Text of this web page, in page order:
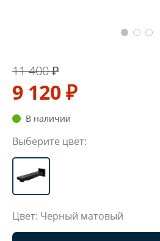
11 400 ₽
9 120 ₽
В наличии
Выберите цвет:
Цвет: Черный матовый